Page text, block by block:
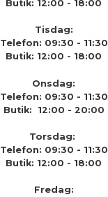
Butik: 12:00 - 18:00
Tisdag:
Telefon: 09:30 - 11:30
Butik: 12:00 - 18:00
Onsdag:
Telefon: 09:30 - 11:30
Butik: 12:00 - 20:00
Torsdag:
Telefon: 09:30 - 11:30
Butik: 12:00 - 18:00
Fredag: